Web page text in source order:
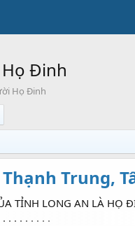
Đinh
Họ Đinh
Trung,
TỈNH LONG AN LÀ HỌ
. . . . . . . .